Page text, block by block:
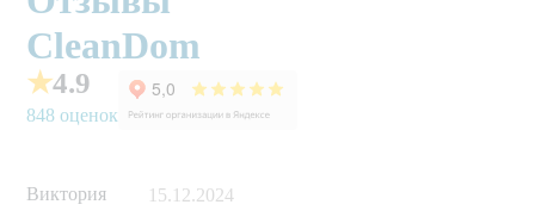
CleanDom
★4.9
848 оценок
Виктория
15.12.2024